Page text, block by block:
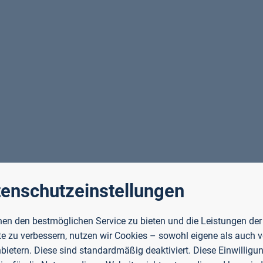
WR
den bestmöglichen Service zu bieten und die Leistungen der
zu verbessern, nutzen wir Cookies – sowohl eigene als auch
Diese sind standardmäßig deaktiviert. Diese